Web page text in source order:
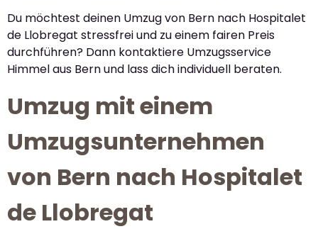
Du möchtest deinen Umzug von Bern nach Hospitalet
de Llobregat stressfrei und zu einem fairen Preis
durchführen? Dann kontaktiere Umzugsservice
Himmel aus Bern und lass dich individuell beraten.
Umzug mit einem
Umzugsunternehmen
von Bern nach Hospitalet
de Llobregat